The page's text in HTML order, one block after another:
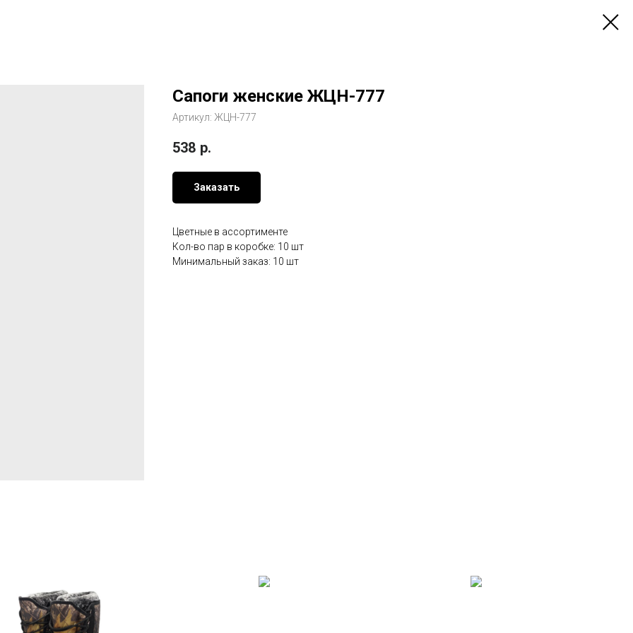
Сапоги женские ЖЦН-777
Артикул: ЖЦН-777
538 р.
Заказать
Цветные в ассортименте
Кол-во пар в коробке: 10 шт
Минимальный заказ: 10 шт